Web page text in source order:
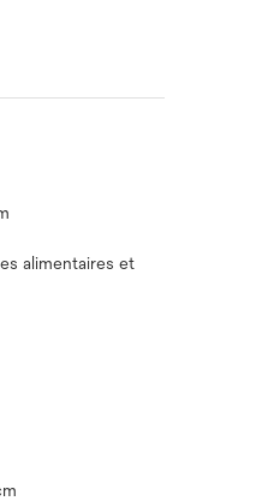
alimentaires et